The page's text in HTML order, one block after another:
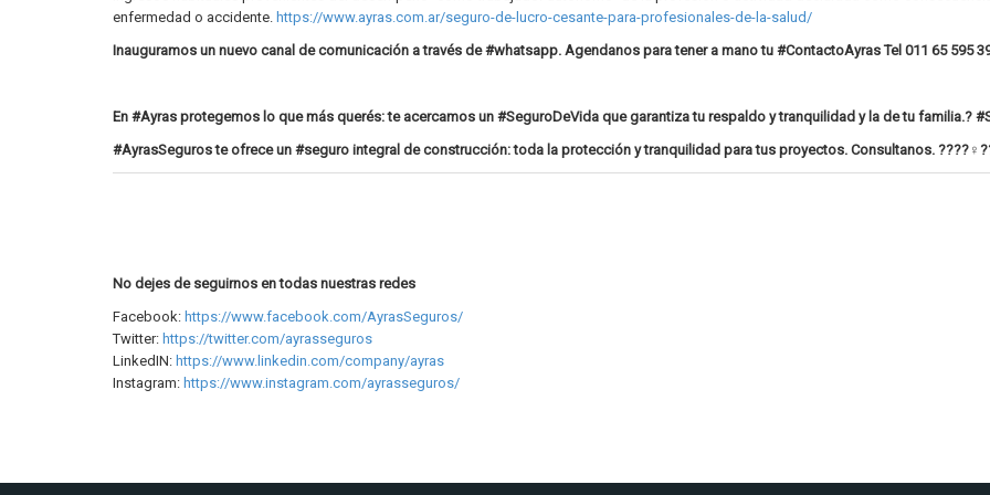
enfermedad o accidente. https://www.ayras.com.ar/seguro-de-lucro-cesante-para-profesionales-de-la-salud/
Inauguramos un nuevo canal de comunicación a través de #whatsapp. Agendanos para tener a mano tu #ContactoAyras Tel 011 65 595
En #Ayras protegemos lo que más querés: te acercamos un #SeguroDeVida que garantiza tu respaldo y tranquilidad y la de tu familia.?
#AyrasSeguros te ofrece un #seguro integral de construcción: toda la protección y tranquilidad para tus proyectos. Consultanos.
No dejes de seguirnos en todas nuestras redes
Facebook: https://www.facebook.com/AyrasSeguros/
Twitter: https://twitter.com/ayrasseguros
LinkedIN: https://www.linkedin.com/company/ayras
Instagram: https://www.instagram.com/ayrasseguros/